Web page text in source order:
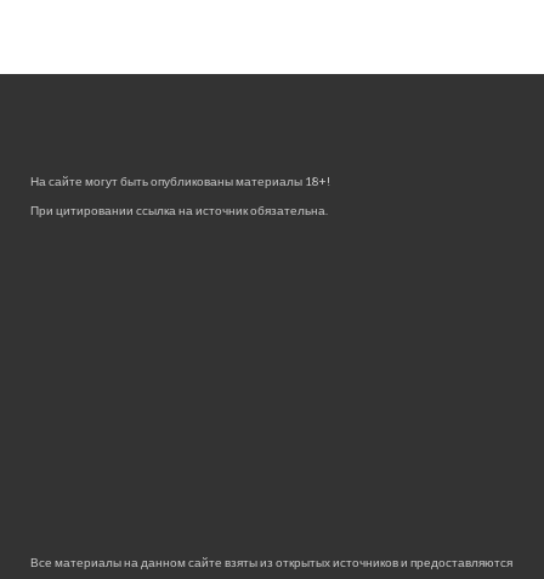
На сайте могут быть опубликованы материалы 18+!
При цитировании ссылка на источник обязательна.
Все материалы на данном сайте взяты из открытых источников и предоставляются